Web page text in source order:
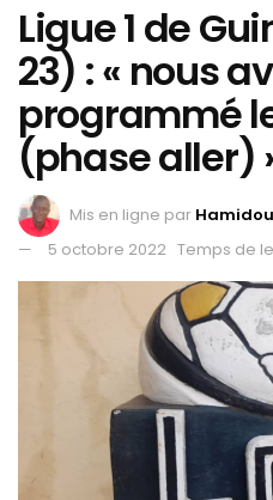
Ligue 1 de
23) : « nous
programmé
(phase aller)
Mis en ligne par
5 octobre 2022 Temps de